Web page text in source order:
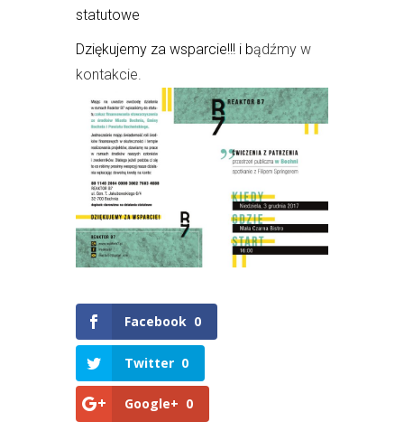
statutowe
Dziękujemy za wsparcie!!! i bądźmy w
kontakcie.
Facebook 0
Twitter 0
Google+ 0